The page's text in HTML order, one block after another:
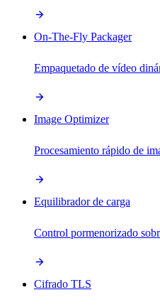
On-The-Fly Packager
Empaquetado de vídeo
Image Optimizer
Procesamiento rápido de
Equilibrador de carga
Control pormenorizado
Cifrado TLS